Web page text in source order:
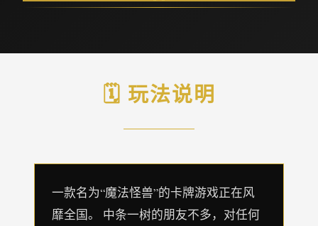
🗓️ 玩法说明
一款名为“魔法怪兽”的卡牌游戏正在风
靡全国。 中条一树的朋友不多，对任何